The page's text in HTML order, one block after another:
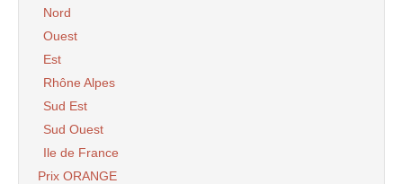
Nord
Ouest
Est
Rhône Alpes
Sud Est
Sud Ouest
Ile de France
Prix ORANGE